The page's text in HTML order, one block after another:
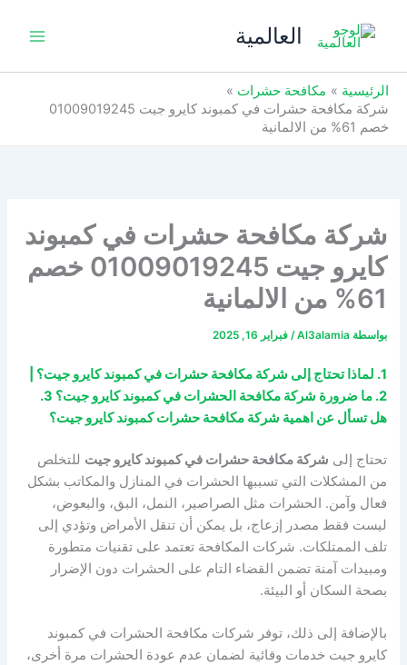
العالمية
الرئيسية
مكافحة حشرات
شركة مكافحة حشرات في كمبوند كايرو جيت 01009019245
خصم 61% من الالمانية
شركة مكافحة حشرات في كمبوند
كايرو جيت 01009019245 خصم
61% من الالمانية
بواسطة Al3alamia
/فبراير 16, 2025
1. لماذا تحتاج إلى شركة مكافحة حشرات في كمبوند كايرو جيت؟ |
2. ما ضرورة شركة مكافحة الحشرات في كمبوند كايرو جيت؟ 3.
هل تسأل عن اهمية شركة مكافحة حشرات كمبوند كايرو جيت؟
تحتاج إلى شركة مكافحة حشرات في كمبوند كايرو جيت للتخلص
من المشكلات التي تسببها الحشرات في المنازل والمكاتب بشكل
فعال وآمن. الحشرات مثل الصراصير، النمل، البق، والبعوض،
ليست فقط مصدر إزعاج، بل يمكن أن تنقل الأمراض وتؤدي إلى
تلف الممتلكات. شركات المكافحة تعتمد على تقنيات متطورة
ومبيدات آمنة تضمن القضاء التام على الحشرات دون الإضرار
بصحة السكان أو البيئة.
بالإضافة إلى ذلك، توفر شركات مكافحة الحشرات في كمبوند
كايرو جيت خدمات وقائية لضمان عدم عودة الحشرات مرة أخرى،